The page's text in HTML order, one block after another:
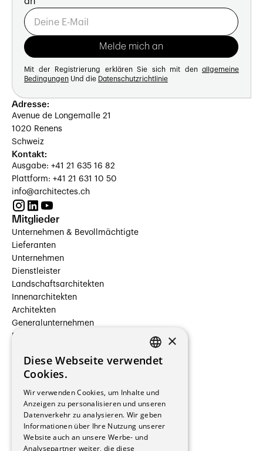
Mit der Registrierung erklären Sie sich mit den allgemeine
Bedingungen Und die Datenschutzrichtlinie
Adresse:
Avenue de Longemalle 21
1020 Renens
Schweiz
Kontakt:
Ausgabe: +41 21 635 16 82
Plattform: +41 21 631 10 50
info@architectes.ch
Mitglieder
Unternehmen & Bevollmächtigte
Lieferanten
Unternehmen
Dienstleister
Landschaftsarchitekten
Innenarchitekten
Architekten
Generalunternehmen
Beauftragte Unternehmen
Hersteller/Lieferanten
Bauherrschaften
Immobilienverwaltungsgesellschaften
Stockwerkeigentum
Reportagen
Wohnungen
Renovierungen
FRENCH
×
Diese Webseite verwendet
Cookies.
Wir verwenden Cookies, um Inhalte und
Anzeigen zu personalisieren und unseren
Datenverkehr zu analysieren. Wir geben
Informationen über Ihre Nutzung unserer
Website auch an unsere Werbe- und
Analysepartner weiter, die diese